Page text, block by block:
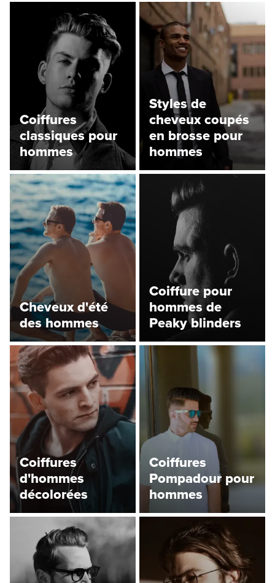
Coiffures
classiques pour
hommes
Styles de
cheveux coupés
en brosse pour
hommes
Cheveux d'été
des hommes
Coiffure pour
hommes de
Peaky blinders
Coiffures
d'hommes
décolorées
Coiffures
Pompadour pour
hommes